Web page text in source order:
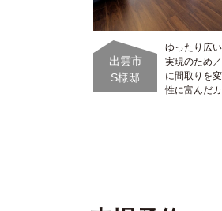
出雲市
S様邸
ゆったり広
実現のため
に間取りを
性に富んだ